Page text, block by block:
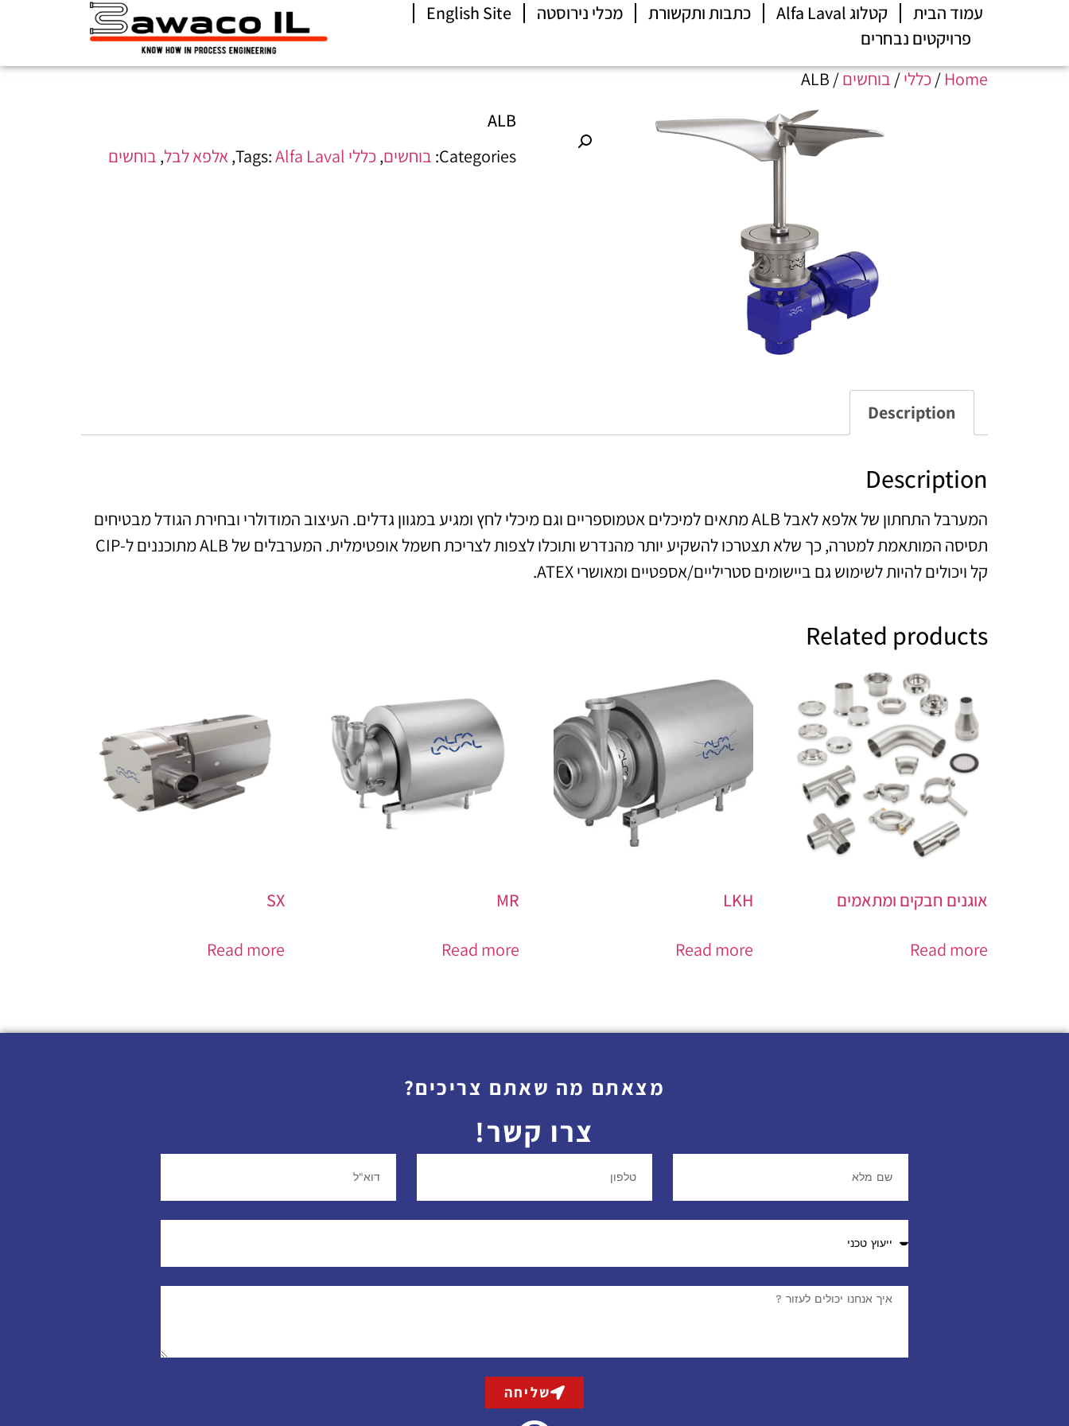
עמוד הבית קטלוג Alfa Laval כתבות ותקשורת מכלי נירוסטה
English Site
פרויקטים נבחרים
Home
/כללי/ בוחשים/ ALB
ALB
Categories: בוחשים,כללי Tags:Alfa Laval
,אלפא לבל, בוחשים
Description
Description
המערבל התחתון של אלפא לאבל ALB מתאים למיכלים אטמוספריים וגם מיכלי לחץ ומגיע במגוון גדלים. העיצוב המודולרי ובחירת הגודל מבטיחים
תסיסה המותאמת למטרה, כך שלא תצטרכו להשקיע יותר מהנדרש ותוכלו לצפות לצריכת חשמל אופטימלית. המערבלים של ALB מתוכננים ל-CIP
קל ויכולים להיות לשימוש גם ביישומים סטריליים/אספטיים ומאושרי ATEX.
Related products
אוגנים חבקים ומתאמים
Read more
LKH
Read more
MR
Read more
SX
Read more
מצאתם מה שאתם צריכים?
צרו קשר!
שליחה